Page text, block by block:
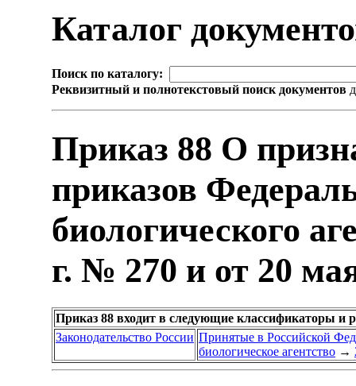
Каталог
Поиск по каталогу:
Реквизитный и полнотекстовый поиск документов
Приказ 88 О
приказов
биологического
г. № 270 и от 20
Приказ 88 входит в следующие классификаторы и
Законодательство России Принятые в Российской
биологическое агентство →